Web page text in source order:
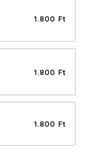
1.800 Ft
1.800 Ft
1.800 Ft